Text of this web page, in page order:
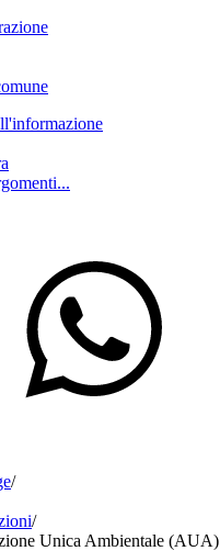
/
/
Unica Ambientale (AUA)